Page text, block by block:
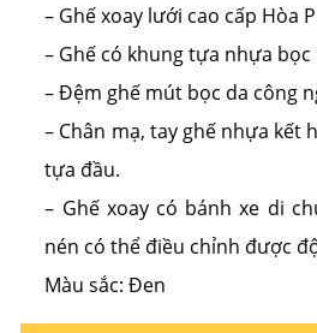
– Ghế xoay lưới cao cấp Hòa
– Ghế có khung tựa nhựa
– Đệm ghế mút bọc da công
– Chân mạ, tay ghế nhựa kết
tựa đầu.
– Ghế xoay có bánh xe di
nén có thể điều chỉnh được
Màu sắc: Đen